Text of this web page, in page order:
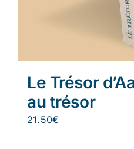
Le Trésor
au trésor
21.50€